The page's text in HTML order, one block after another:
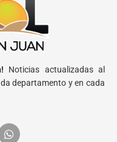
Noticias actualizadas al
departamento y en cada